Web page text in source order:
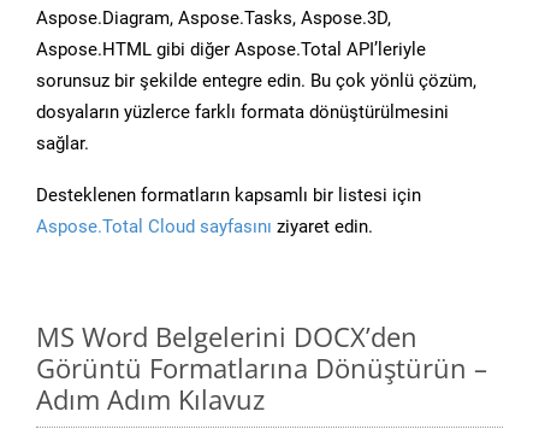
Aspose.Diagram, Aspose.Tasks, Aspose.3D,
Aspose.HTML gibi diğer Aspose.Total API’leriyle
sorunsuz bir şekilde entegre edin. Bu çok yönlü çözüm,
dosyaların yüzlerce farklı formata dönüştürülmesini
sağlar.
Desteklenen formatların kapsamlı bir listesi için
Aspose.Total Cloud sayfasını ziyaret edin.
MS Word Belgelerini DOCX’den
Görüntü Formatlarına Dönüştürün –
Adım Adım Kılavuz